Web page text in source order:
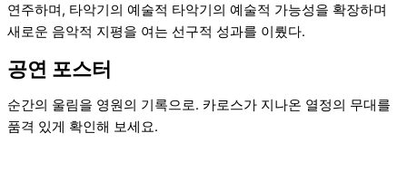
연주하며, 타악기의 예술적 타악기의 예술적 가능성을 확장하며
새로운 음악적 지평을 여는 선구적 성과를 이뤘다.
공연 포스터
순간의 울림을 영원의 기록으로. 카로스가 지나온 열정의 무대를
품격 있게 확인해 보세요.